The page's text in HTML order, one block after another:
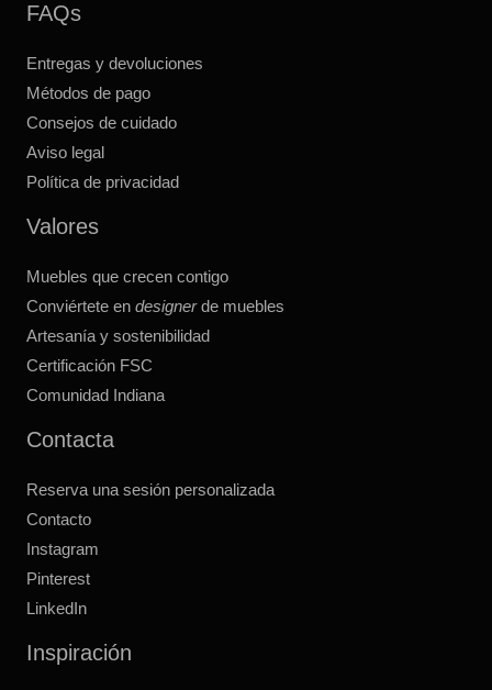
FAQs
Entregas y devoluciones
Métodos de pago
Consejos de cuidado
Aviso legal
Política de privacidad
Valores
Muebles que crecen contigo
Conviértete en designerde muebles
Artesanía y sostenibilidad
Certificación FSC
Comunidad Indiana
Contacta
Reserva una sesión personalizada
Contacto
Instagram
Pinterest
LinkedIn
Inspiración